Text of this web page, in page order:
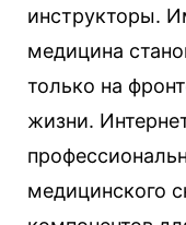
инструкторы.
медицина
только на
жизни.
медицинского